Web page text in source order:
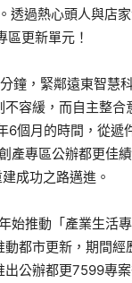
過熱心頭人與店
更新單元！
鐘，緊鄰遠東智慧
容緩，而自主整
6個月的時間，從遞
產專區公辦都更佳
成功之路邁進。
始推動「產業生活
都市更新，期間經
公辦都更7599專